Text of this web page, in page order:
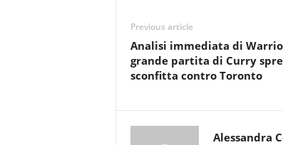
Previous article
Analisi immediata di
grande partita di Curry
sconfitta contro Toronto
Alessandra